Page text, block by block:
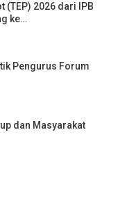
(TEP) 2026 dari IPB
ke…
Pengurus Forum
dan Masyarakat